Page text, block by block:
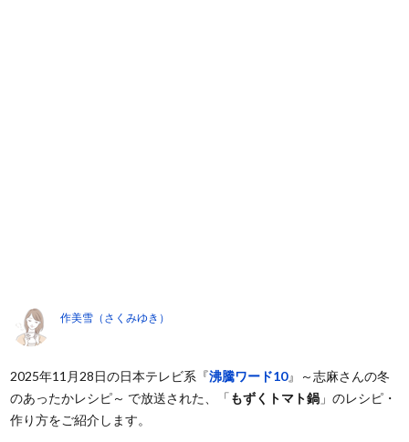
作美雪（さくみゆき）
2025年11月28日の日本テレビ系『沸騰ワード10』～志麻さんの冬
のあったかレシピ～ で放送された、「もずくトマト鍋 」のレシピ・
作り方をご紹介します。